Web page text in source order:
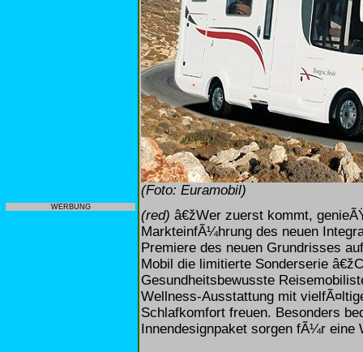
WERBUNG
(Foto: Euramobil)
(red) â€žWer zuerst kommt,
MarkteinfÃ¼hrung des neuen
Premiere des neuen Grundrisses
Mobil die limitierte Sonderserie
Gesundheitsbewusste
Wellness-Ausstattung mit
Schlafkomfort freuen. Besonders
Innendesignpaket sorgen fÃ¼r eine